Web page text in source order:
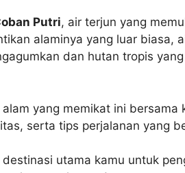
Putri, air terjun yang
alaminya yang luar biasa,
dan hutan tropis
yang memikat ini
serta tips perjalanan yang
destinasi utama kamu untuk